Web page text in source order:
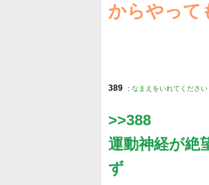
からやって
389 : なまえをいれてください
>>388
運動神経が絶
ず